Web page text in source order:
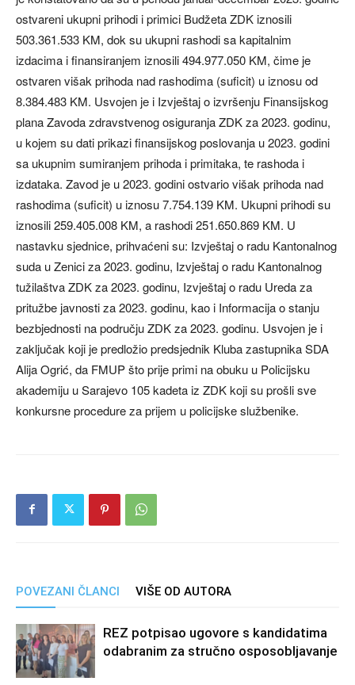
ostvareni ukupni prihodi i primici Budžeta ZDK iznosili
503.361.533 KM, dok su ukupni rashodi sa kapitalnim
izdacima i finansiranjem iznosili 494.977.050 KM, čime je
ostvaren višak prihoda nad rashodima (suficit) u iznosu od
8.384.483 KM. Usvojen je i Izvještaj o izvršenju Finansijskog
plana Zavoda zdravstvenog osiguranja ZDK za 2023. godinu,
u kojem su dati prikazi finansijskog poslovanja u 2023. godini
sa ukupnim sumiranjem prihoda i primitaka, te rashoda i
izdataka. Zavod je u 2023. godini ostvario višak prihoda nad
rashodima (suficit) u iznosu 7.754.139 KM. Ukupni prihodi su
iznosili 259.405.008 KM, a rashodi 251.650.869 KM. U
nastavku sjednice, prihvaćeni su: Izvještaj o radu Kantonalnog
suda u Zenici za 2023. godinu, Izvještaj o radu Kantonalnog
tužilaštva ZDK za 2023. godinu, Izvještaj o radu Ureda za
pritužbe javnosti za 2023. godinu, kao i Informacija o stanju
bezbjednosti na području ZDK za 2023. godinu. Usvojen je i
zaključak koji je predložio predsjednik Kluba zastupnika SDA
Alija Ogrić, da FMUP što prije primi na obuku u Policijsku
akademiju u Sarajevo 105 kadeta iz ZDK koji su prošli sve
konkursne procedure za prijem u policijske službenike.
POVEZANI ČLANCI VIŠE OD AUTORA
REZ potpisao ugovore s kandidatima
odabranim za stručno osposobljavanje